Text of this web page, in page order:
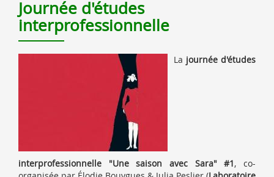
Journée d'études
interprofessionnelle
La journée d'études
interprofessionnelle "Une saison avec Sara" #1, co-